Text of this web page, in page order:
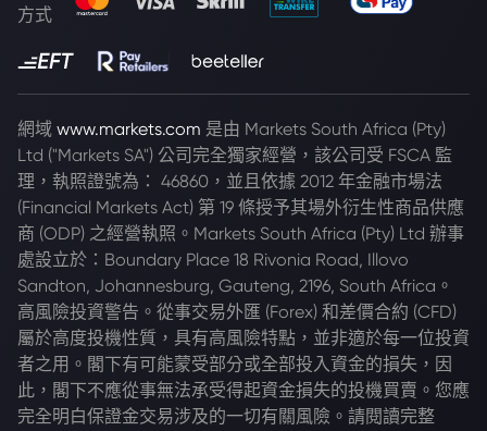
方式
網域 www.markets.com 是由 Markets South Africa (Pty)
Ltd ("Markets SA") 公司完全獨家經營，該公司受 FSCA 監
理，執照證號為： 46860，並且依據 2012 年金融市場法
(Financial Markets Act) 第 19 條授予其場外衍生性商品供應
商 (ODP) 之經營執照。Markets South Africa (Pty) Ltd 辦事
處設立於：Boundary Place 18 Rivonia Road, Illovo
Sandton, Johannesburg, Gauteng, 2196, South Africa。
高風險投資警告。從事交易外匯 (Forex) 和差價合約 (CFD)
屬於高度投機性質，具有高風險特點，並非適於每一位投資
者之用。閣下有可能蒙受部分或全部投入資金的損失，因
此，閣下不應從事無法承受得起資金損失的投機買賣。您應
完全明白保證金交易涉及的一切有關風險。請閱讀完整